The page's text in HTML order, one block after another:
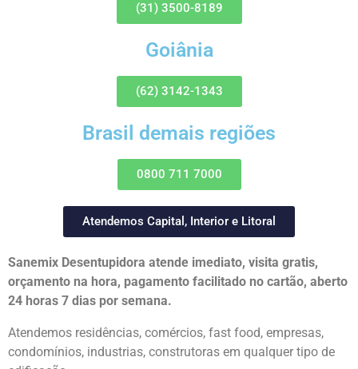
(31) 3500-8189
Goiânia
(62) 3142-1343
Brasil demais regiões
0800 711 7000
Atendemos Capital, Interior e Litoral
Sanemix Desentupidora atende imediato, visita gratis,
orçamento na hora, pagamento facilitado no cartão, aberto
24 horas 7 dias por semana.
Atendemos residências, comércios, fast food, empresas,
condomínios, industrias, construtoras em qualquer tipo de